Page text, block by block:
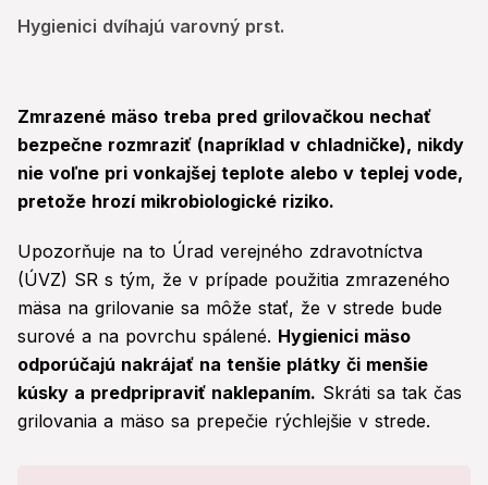
Hygienici dvíhajú varovný prst.
Zmrazené mäso treba pred grilovačkou nechať
bezpečne rozmraziť (napríklad v chladničke), nikdy
nie voľne pri vonkajšej teplote alebo v teplej vode,
pretože hrozí mikrobiologické riziko.
Upozorňuje na to Úrad verejného zdravotníctva
(ÚVZ) SR s tým, že v prípade použitia zmrazeného
mäsa na grilovanie sa môže stať, že v strede bude
surové a na povrchu spálené. Hygienici mäso
odporúčajú nakrájať na tenšie plátky či menšie
kúsky a predpripraviť naklepaním. Skráti sa tak čas
grilovania a mäso sa prepečie rýchlejšie v strede.